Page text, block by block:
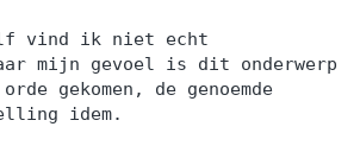
vind ik niet echt
mijn gevoel is dit onderwerp
gekomen, de genoemde
idem.